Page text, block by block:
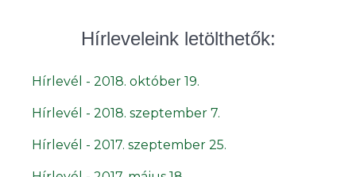
Hírleveleink letölthetők:
Hírlevél - 2018. október 19.
Hírlevél - 2018. szeptember 7.
Hírlevél - 2017. szeptember 25.